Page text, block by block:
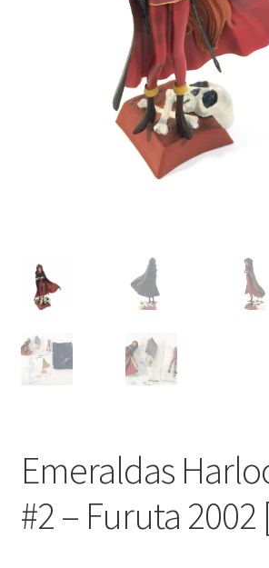
Emeraldas
#2 – Furuta 2002